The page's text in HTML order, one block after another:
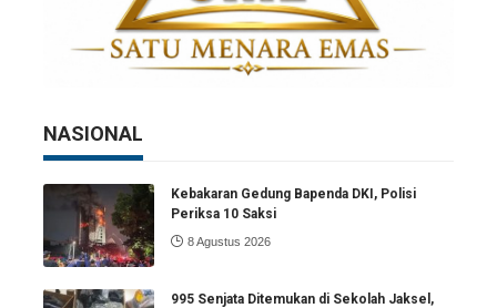
NASIONAL
Kebakaran Gedung Bapenda DKI, Polisi
Periksa 10 Saksi
8 Agustus 2026
995 Senjata Ditemukan di Sekolah Jaksel,